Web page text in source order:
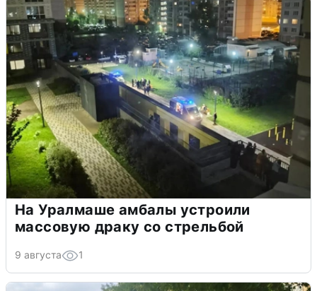
На Уралмаше амбалы устроили
массовую драку со стрельбой
9 августа 1